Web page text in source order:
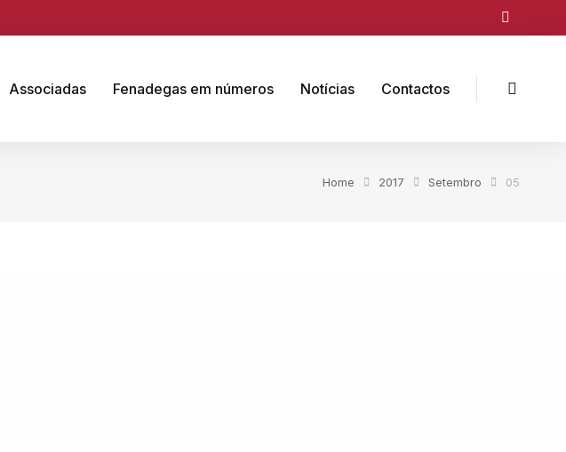
Associadas Fenadegas em números Notícias Contactos
Home 2017 Setembro 05